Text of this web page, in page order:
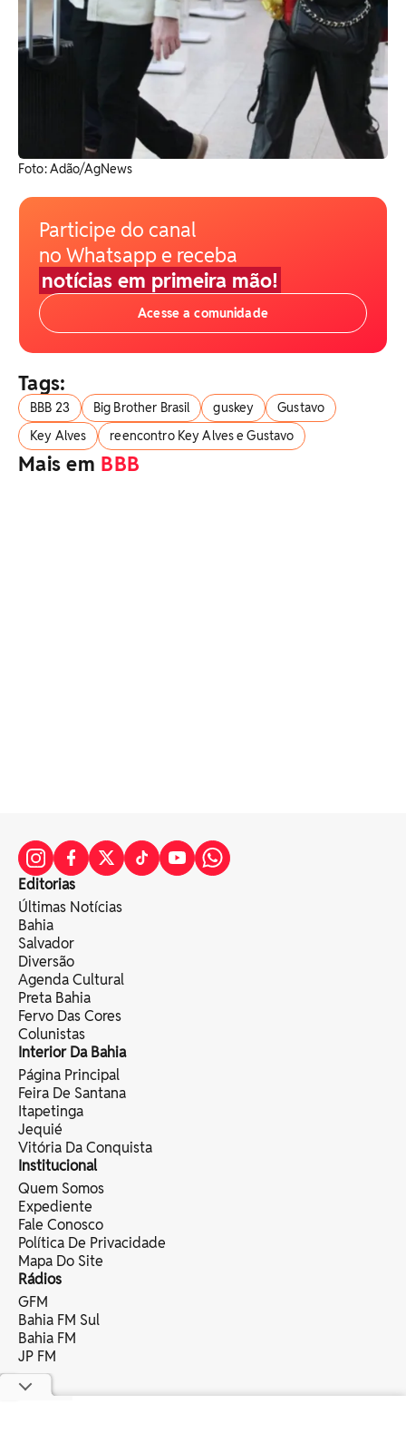
Foto: Adão/AgNews
Participe do canal
no Whatsapp e receba
notícias em primeira mão!
Acesse a comunidade
Tags:
BBB 23 Big Brother Brasil guskey
Gustavo
Key Alves
reencontro Key Alves e Gustavo
Mais em BBB
Editorias
Últimas Notícias
Bahia
Salvador
Diversão
Agenda Cultural
Preta Bahia
Fervo Das Cores
Colunistas
Interior Da Bahia
Página Principal
Feira De Santana
Itapetinga
Jequié
Vitória Da Conquista
Institucional
Quem Somos
Expediente
Fale Conosco
Política De Privacidade
Mapa Do Site
Rádios
GFM
Bahia FM Sul
Bahia FM
JP FM